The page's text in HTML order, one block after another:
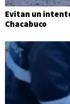
Evitan un
Chacabuco